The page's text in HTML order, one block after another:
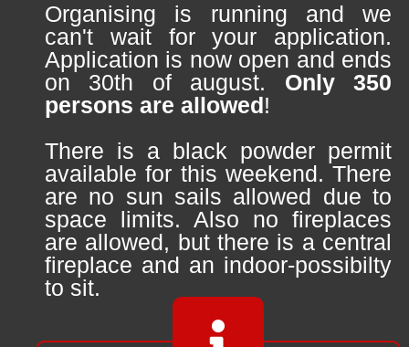
Organising is running and we
can't wait for your application.
Application is now open and ends
on 30th of august. Only 350
persons are allowed!
There is a black powder permit
available for this weekend. There
are no sun sails allowed due to
space limits. Also no fireplaces
are allowed, but there is a central
fireplace and an indoor-possibilty
to sit.